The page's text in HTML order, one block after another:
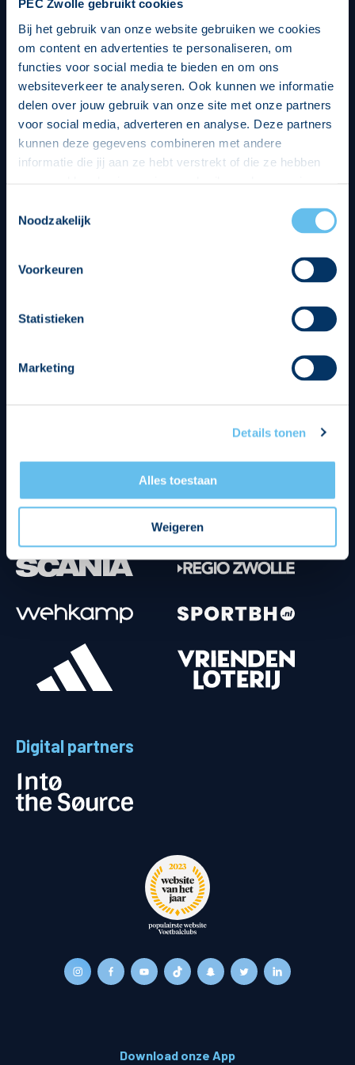
PEC Zwolle gebruikt cookies
Bij het gebruik van onze website gebruiken we cookies
om content en advertenties te personaliseren, om
functies voor social media te bieden en om ons
websiteverkeer te analyseren. Ook kunnen we informatie
delen over jouw gebruik van onze site met onze partners
voor social media, adverteren en analyse. Deze partners
kunnen deze gegevens combineren met andere
informatie die jij aan ze hebt verstrekt of die ze hebben
op een veilige en integere wijze. Je kunt je toestemming
beheren op de privacy- en cookieverklaring pagina.
Noodzakelijk
Voorkeuren
Statistieken
Marketing
Details tonen
Alles toestaan
Weigeren
Digital partners
Download onze App